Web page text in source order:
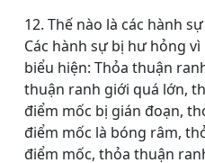
12. Thế nào là các hành
Các hành sự bị hư hỏng
biểu hiện: Thỏa thuận
thuận ranh giới quá lớn,
điểm mốc bị gián đoạn,
điểm mốc là bóng râm,
điểm mốc, thỏa thuận